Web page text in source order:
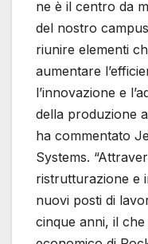
ne è il centro da
del nostro
riunire elementi
aumentare
l’innovazione e
della produzione
ha commentato
Systems.
ristrutturazione e
nuovi posti di
cinque anni, il